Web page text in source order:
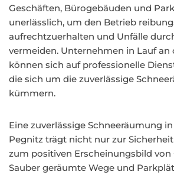
Geschäften, Bürogebäuden und
unerlässlich, um den Betrieb
aufrechtzuerhalten und Unfälle
vermeiden. Unternehmen in Lauf an
können sich auf professionelle
die sich um die zuverlässige
kümmern.
Eine zuverlässige Schneeräumung
Pegnitz trägt nicht nur zur
zum positiven Erscheinungsbild von
Sauber geräumte Wege und